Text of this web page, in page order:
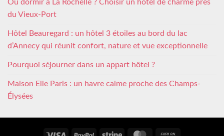
Où dormir à La Rochelle ? Choisir un hôtel de charme près
du Vieux-Port
Hôtel Beauregard : un hôtel 3 étoiles au bord du lac
d’Annecy qui réunit confort, nature et vue exceptionnelle
Pourquoi séjourner dans un appart hôtel ?
Maison Elle Paris : un havre calme proche des Champs-
Élysées
Visa PayPal Stripe MasterCard